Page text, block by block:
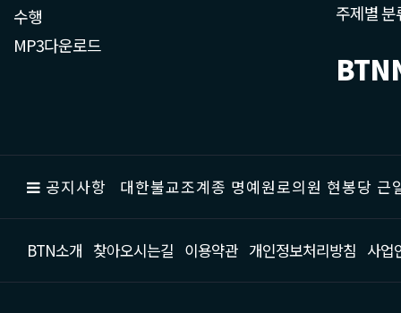
수행
MP3다운로드
주제별 분
공지사항 대한불교조계종 명예원로의원 현봉당
BTN소개 찾아오시는길 이용약관 개인정보처리방침 사업